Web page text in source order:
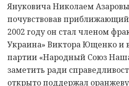
Януковича Николаем
почувствовав
2002 году он стал членом
Украина» Виктора Ющенко и
партии «Народный Союз
заметить ради
открыто поддержал